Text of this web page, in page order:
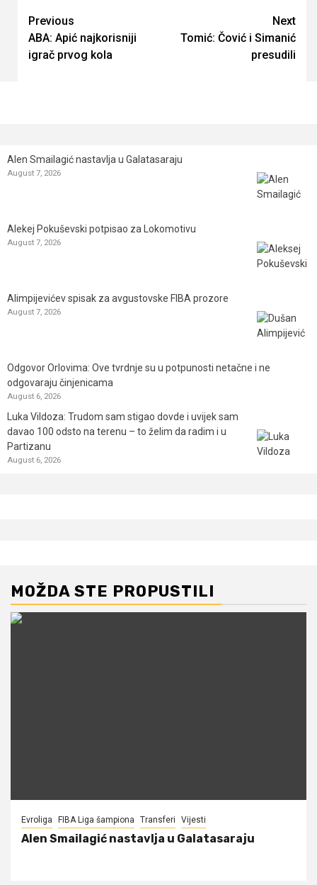
Continue
Reading
Previous
ABA: Apić najkorisniji
igrač prvog kola
Next
Tomić: Čović i Simanić
presudili
Alen Smailagić nastavlja u Galatasaraju
August 7, 2026
Alekej Pokuševski potpisao za Lokomotivu
August 7, 2026
Alimpijevićev spisak za avgustovske FIBA prozore
August 7, 2026
Odgovor Orlovima: ​Ove tvrdnje su u potpunosti netačne i ne
odgovaraju činjenicama
August 6, 2026
Luka Vildoza: Trudom sam stigao dovde i uvijek sam
davao 100 odsto na terenu – to želim da radim i u
Partizanu
August 6, 2026
MOŽDA STE PROPUSTILI
Evroliga FIBA Liga šampiona Transferi Vijesti
Alen Smailagić nastavlja u Galatasaraju